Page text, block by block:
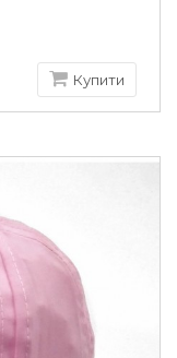
Купити